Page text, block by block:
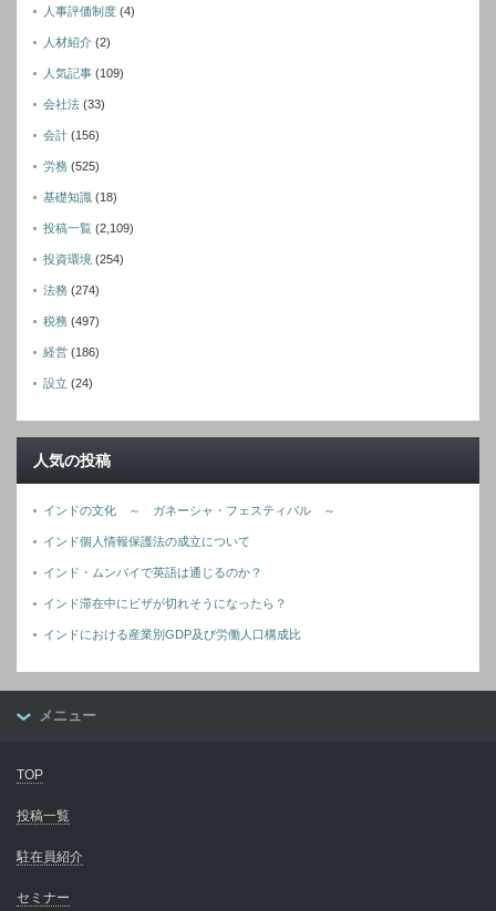
人事評価制度 (4)
人材紹介 (2)
人気記事 (109)
会社法 (33)
会計 (156)
労務 (525)
基礎知識 (18)
投稿一覧 (2,109)
投資環境 (254)
法務 (274)
税務 (497)
経営 (186)
設立 (24)
人気の投稿
インドの文化 ～ ガネーシャ・フェスティバル ～
インド個人情報保護法の成立について
インド・ムンバイで英語は通じるのか？
インド滞在中にビザが切れそうになったら？
インドにおける産業別GDP及び労働人口構成比
メニュー
TOP
投稿一覧
駐在員紹介
セミナー